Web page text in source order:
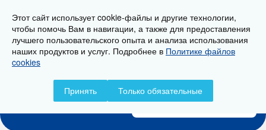
Этот сайт использует cookie-файлы и другие технологии,
чтобы помочь Вам в навигации, а также для предоставления
лучшего пользовательского опыта и анализа использования
наших продуктов и услуг. Подробнее в Политике файлов
cookies
Принять Только обязательные
г. Новороссийск, ул. Свердлова 36А
+7 (8617) 799-799